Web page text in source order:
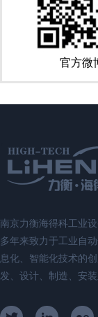
官方微
南京力衡海得科工业
多年来致力于工业自
息化、智能化技术的
发、设计、制造、安